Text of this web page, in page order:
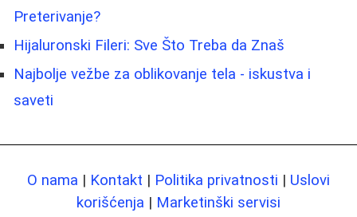
Preterivanje?
Hijaluronski Fileri: Sve Što Treba da Znaš
Najbolje vežbe za oblikovanje tela - iskustva i
saveti
O nama | Kontakt | Politika privatnosti | Uslovi
korišćenja | Marketinški servisi